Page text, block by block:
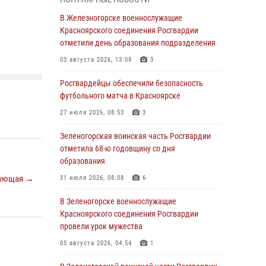
→
В Красноярске взрывотехники
спецподразделения Росгвардии уничтожили
артиллерийский снаряд
05 августа 2026, 04:52 1
В Красноярске сотрудники
вневедомственной охраны Росгвардии
задержали подозреваемого в серии краж из
04 августа 2026, 09:57
Сотрудники Росгвардии обеспечили
общественный порядок во время
Дудинке
04 августа 2026, 08:36 1
В Красноярске сотрудники Росгвардии
супермаркета
В Железногорске военнослужащие
Красноярского соединения Росгвардии
отметили день образования подразделения
03 августа 2026, 13:09 3
Росгвардейцы обеспечили безопасность
футбольного матча в Красноярске
27 июля 2026, 08:53 3
Зеленогорская воинская часть Росгвардии
отметила 68-ю годовщину со дня
образования
31 июля 2026, 08:08 6
В Зеленогорске военнослужащие
Красноярского соединения Росгвардии
провели урок мужества
05 августа 2026, 04:54 1